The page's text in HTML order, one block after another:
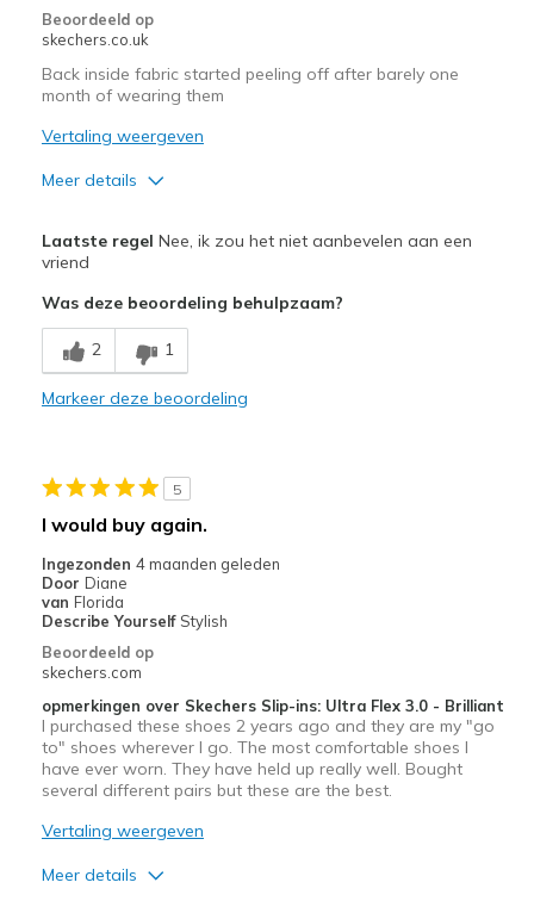
Special Occasions
Travel
View On Shoes
Beoordeeld op
skechers.co.uk
Back inside fabric started peeling off after barely one
month of wearing them
Vertaling weergeven
Meer details
Poor Quality
Laatste regel Nee, ik zou het niet aanbevelen aan een
vriend
Was deze beoordeling behulpzaam?
2 1
Markeer deze beoordeling
5
I would buy again.
Ingezonden 4 maanden geleden
Door Diane
van Florida
Describe Yourself Stylish
Beoordeeld op
skechers.com
opmerkingen over Skechers Slip-ins: Ultra Flex 3.0 - Brilliant
I purchased these shoes 2 years ago and they are my "go
to" shoes wherever I go. The most comfortable shoes I
have ever worn. They have held up really well. Bought
several different pairs but these are the best.
Vertaling weergeven
Meer details